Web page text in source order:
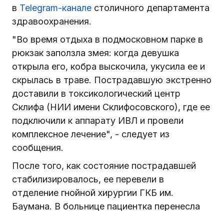
в Telegram-канале столичного департамента
здравоохранения.
"Во время отдыха в подмосковном парке в
рюкзак заползла змея: когда девушка
открыла его, кобра выскочила, укусила ее и
скрылась в траве. Пострадавшую экстренно
доставили в токсикологический центр
Склифа (НИИ имени Склифосовского), где ее
подключили к аппарату ИВЛ и провели
комплексное лечение", - следует из
сообщения.
После того, как состояние пострадавшей
стабилизировалось, ее перевели в
отделение гнойной хирургии ГКБ им.
Баумана. В больнице пациентка перенесла